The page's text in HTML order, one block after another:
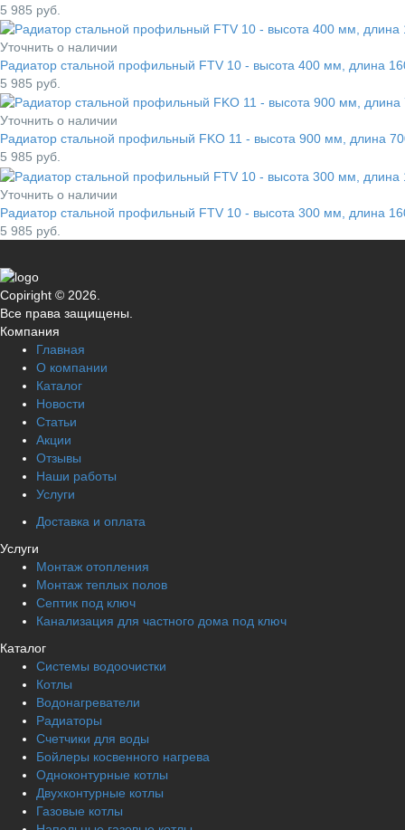
5 985 руб.
Уточнить о наличии
Радиатор стальной профильный FTV 10 - высота 400 мм, длина
5 985 руб.
Уточнить о наличии
Радиатор стальной профильный FKO 11 - высота 900 мм, длина
5 985 руб.
Уточнить о наличии
Радиатор стальной профильный FTV 10 - высота 300 мм, длина
5 985 руб.
Copiright © 2026.
Все права защищены.
Компания
Главная
О компании
Каталог
Новости
Статьи
Акции
Отзывы
Наши работы
Услуги
Доставка и оплата
Услуги
Монтаж отопления
Монтаж теплых полов
Септик под ключ
Канализация для частного дома под ключ
Каталог
Системы водоочистки
Котлы
Водонагреватели
Радиаторы
Cчетчики для воды
Бойлеры косвенного нагрева
Одноконтурные котлы
Двухконтурные котлы
Газовые котлы